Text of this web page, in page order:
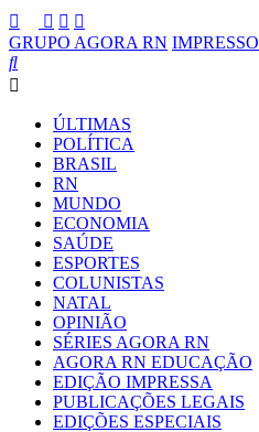
GRUPO AGORA RN IMPRESSO
ÚLTIMAS
POLÍTICA
BRASIL
RN
MUNDO
ECONOMIA
SAÚDE
ESPORTES
COLUNISTAS
NATAL
OPINIÃO
SÉRIES AGORA RN
AGORA RN EDUCAÇÃO
EDIÇÃO IMPRESSA
PUBLICAÇÕES LEGAIS
EDIÇÕES ESPECIAIS